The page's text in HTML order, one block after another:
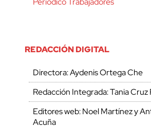
REDACCIÓN DIGITAL
Directora: Aydenis Ortega Che
Redacción Integrada: Tania Cruz
Editores web: Noel Martínez y
Acuña